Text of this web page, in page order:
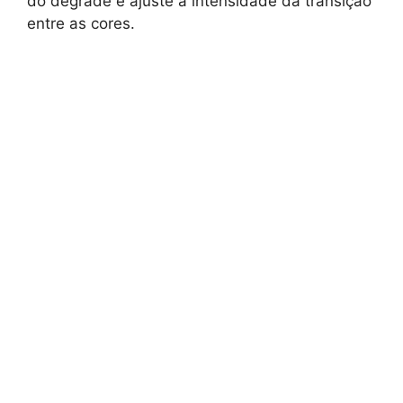
entre as cores.